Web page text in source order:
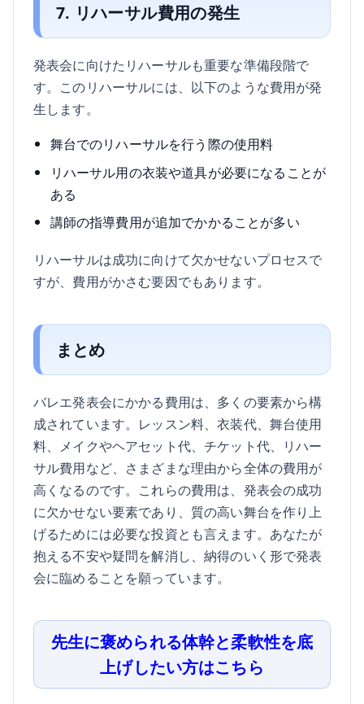
7. リハーサル費用の発生
発表会に向けたリハーサルも重要な準備段階で
す。このリハーサルには、以下のような費用が発
生します。
舞台でのリハーサルを行う際の使用料
リハーサル用の衣装や道具が必要になることが
ある
講師の指導費用が追加でかかることが多い
リハーサルは成功に向けて欠かせないプロセスで
すが、費用がかさむ要因でもあります。
まとめ
バレエ発表会にかかる費用は、多くの要素から構
成されています。レッスン料、衣装代、舞台使用
料、メイクやヘアセット代、チケット代、リハー
サル費用など、さまざまな理由から全体の費用が
高くなるのです。これらの費用は、発表会の成功
に欠かせない要素であり、質の高い舞台を作り上
げるためには必要な投資とも言えます。あなたが
抱える不安や疑問を解消し、納得のいく形で発表
会に臨めることを願っています。
先生に褒められる体幹と柔軟性を底
上げしたい方はこちら